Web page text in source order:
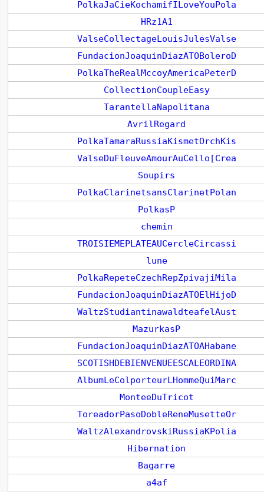
PolkaJaCieKochamifILoveYouPola
HRz1A1
ValseCollectageLouisJulesValse
FundacionJoaquinDiazATOBoleroD
PolkaTheRealMccoyAmericaPeterD
CollectionCoupleEasy
TarantellaNapolitana
AvrilRegard
PolkaTamaraRussiaKismetOrchKis
ValseDuFleuveAmourAuCello[Crea
Soupirs
PolkaClarinetsansClarinetPolan
PolkasP
chemin
TROISIEMEPLATEAUCercleCircassi
lune
PolkaRepeteCzechRepZpivajiMila
FundacionJoaquinDiazATOElHijoD
WaltzStudiantinawaldteafelAust
MazurkasP
FundacionJoaquinDiazATOAHabane
SCOTISHDEBIENVENUEESCALEORDINA
AlbumLeColporteurLHommeQuiMarc
MonteeDuTricot
ToreadorPasoDobleReneMusetteOr
WaltzAlexandrovskiRussiaKPolia
Hibernation
Bagarre
a4af